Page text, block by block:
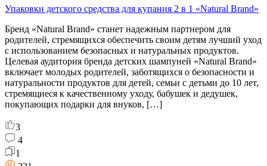
Упаковки детского средства для купания 2 в 1 «Natural Brand»
Бренд «Natural Brand» станет надежным партнером для
родителей, стремящихся обеспечить своим детям лучший уход
с использованием безопасных и натуральных продуктов.
Целевая аудитория бренда детских шампуней «Natural Brand»
включает молодых родителей, заботящихся о безопасности и
натуральности продуктов для детей, семьи с детьми до 10 лет,
стремящиеся к качественному уходу, бабушек и дедушек,
покупающих подарки для внуков, […]
3
4
1